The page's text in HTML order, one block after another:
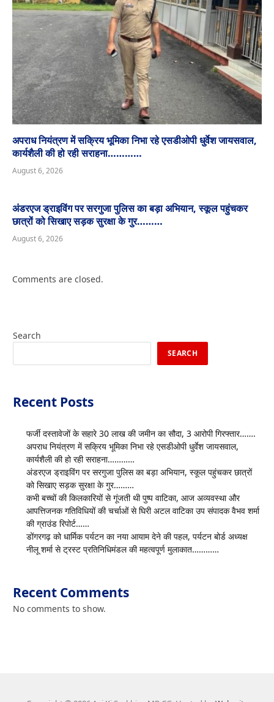
अपराध नियंत्रण में सक्रिय भूमिका निभा रहे एसडीओपी धुर्वेश जायसवाल,
कार्यशैली की हो रही सराहना…………
August 6, 2026
अंडरएज ड्राइविंग पर सरगुजा पुलिस का बड़ा अभियान, स्कूल पहुंचकर
छात्रों को सिखाए सड़क सुरक्षा के गुर………
August 6, 2026
Comments are closed.
Search
SEARCH
Recent Posts
फर्जी दस्तावेजों के सहारे 30 लाख की जमीन का सौदा, 3 आरोपी गिरफ्तार…….
अपराध नियंत्रण में सक्रिय भूमिका निभा रहे एसडीओपी धुर्वेश जायसवाल,
कार्यशैली की हो रही सराहना…………
अंडरएज ड्राइविंग पर सरगुजा पुलिस का बड़ा अभियान, स्कूल पहुंचकर छात्रों
को सिखाए सड़क सुरक्षा के गुर………
कभी बच्चों की किलकारियों से गूंजती थी पुष्प वाटिका, आज अव्यवस्था और
आपत्तिजनक गतिविधियों की चर्चाओं से घिरी अटल वाटिका उप संपादक वैभव शर्मा
की ग्राउंड रिपोर्ट……
डोंगरगढ़ को धार्मिक पर्यटन का नया आयाम देने की पहल, पर्यटन बोर्ड अध्यक्ष
नीलू शर्मा से ट्रस्ट प्रतिनिधिमंडल की महत्वपूर्ण मुलाकात…………
Recent Comments
No comments to show.